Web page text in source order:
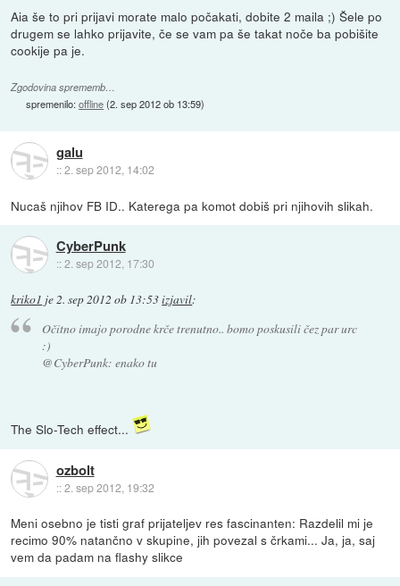
Aia še to pri prijavi morate malo počakati, dobite 2 maila ;) Šele po
drugem se lahko prijavite, če se vam pa še takat noče ba pobišite
cookije pa je.
Zgodovina sprememb…
spremenilo:offline(2. sep 2012 ob 13:59)
galu
::2. sep 2012, 14:02
Nucaš njihov FB ID.. Katerega pa komot dobiš pri njihovih slikah.
CyberPunk
::2. sep 2012, 17:30
kriko1 je2. sep 2012 ob 13:53izjavil:
Očitno imajo porodne krče trenutno.. bomo poskusili čez par urc
:)
@CyberPunk: enako tu
The Slo-Tech effect...
ozbolt
::2. sep 2012, 19:32
Meni osebno je tisti graf prijateljev res fascinanten: Razdelil mi je
recimo 90% natančno v skupine, jih povezal s črkami... Ja, ja, saj
vem da padam na flashy slikce